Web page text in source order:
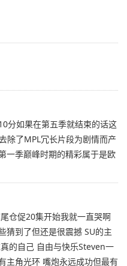
分如果在第五季就结束的话这
除了MPL冗长片段为剧情而产
一季巅峰时期的精彩属于是欧
仓促20集开始我就一直哭啊
猜到了但还是很震撼 SU的主
的自己 自由与快乐Steven一
主角光环 嘴炮永远成功但最有